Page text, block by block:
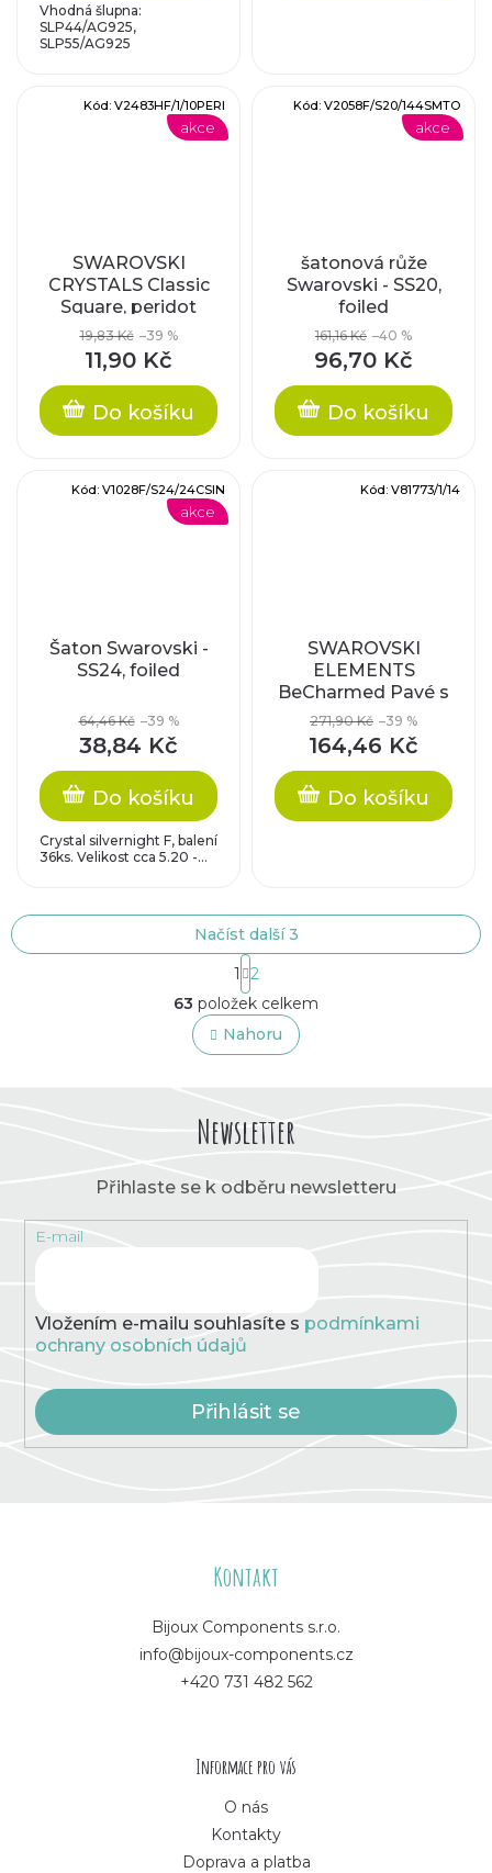
Vhodná šlupna:
SLP44/AG925,
SLP55/AG925
akce
SWAROVSKI
CRYSTALS Classic
Square, peridot
hotfix, 10mm
19,83 Kč –39 %
11,90 Kč
Do košíku
Kód: V2483HF/1/10PERI
akce
šatonová růže
Swarovski - SS20,
foiled
161,16 Kč –40 %
96,70 Kč
Do košíku
Kód: V2058F/S20/144SMTO
akce
Šaton Swarovski -
SS24, foiled
64,46 Kč –39 %
38,84 Kč
Do košíku
Crystal silvernight F, balení
36ks. Velikost cca 5.20 -...
Kód: V1028F/S24/24CSIN
SWAROVSKI
ELEMENTS
BeCharmed Pavé s
xilion šatony -
národní barvy/ocel,
14mm
271,90 Kč –39 %
164,46 Kč
Do košíku
Kód: V81773/1/14
O
v
l
á
c
í
r
v
k
i
s
Načíst další 3
S
t
r
á
n
k
n
í
1
2
63 položek celkem
Nahoru
Newsletter
Přihlaste se k odběru newsletteru
E-mail
Vložením e-mailu souhlasíte s podmínkami
ochrany osobních údajů
Přihlásit se
Kontakt
Bijoux Components s.r.o.
info@bijoux-components.cz
+420 731 482 562
Informace pro vás
O nás
Kontakty
Doprava a platba